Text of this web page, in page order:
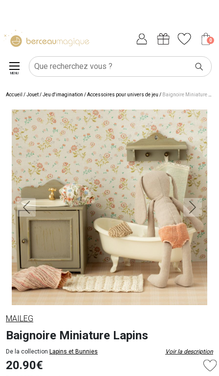
0
MENU
Accueil /Jouet/Jeu d'imagination /Accessoires pour univers de jeu / Baignoire Miniature Lapins
MAILEG
Baignoire Miniature Lapins
De la collection Lapins et Bunnies Voir la description
20.90€